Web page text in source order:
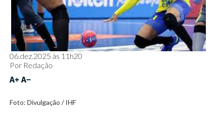
06.dez.2025 às 11h20
Por Redação
Foto: Divulgação / IHF